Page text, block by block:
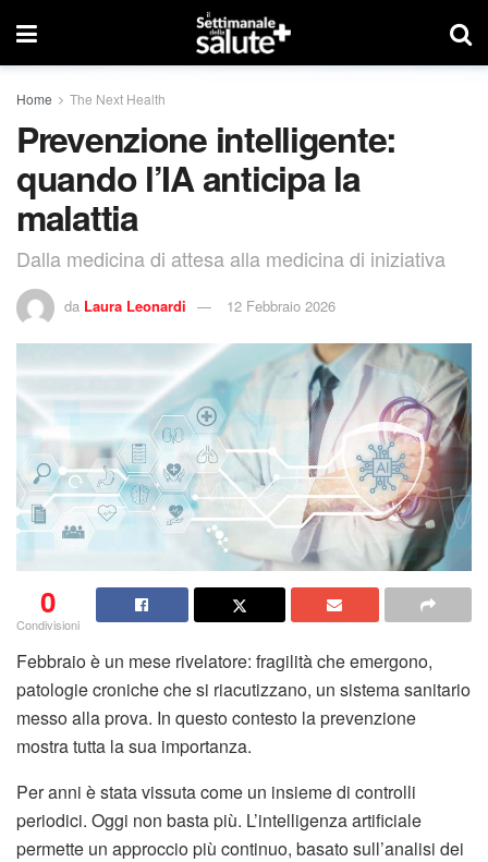
Home The Next Health
Prevenzione intelligente:
quando l’IA anticipa la
malattia
Dalla medicina di attesa alla medicina di iniziativa
da Laura Leonardi 12 Febbraio 2026
0
Condivisioni
Febbraio è un mese rivelatore: fragilità che emergono,
patologie croniche che si riacutizzano, un sistema sanitario
messo alla prova. In questo contesto la prevenzione
mostra tutta la sua importanza.
Per anni è stata vissuta come un insieme di controlli
periodici. Oggi non basta più. L’intelligenza artificiale
permette un approccio più continuo, basato sull’analisi dei